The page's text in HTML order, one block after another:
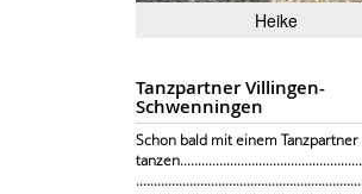
Heike
Tanzpartner Villingen-
Schwenningen
Schon bald mit einem Tanzpartner